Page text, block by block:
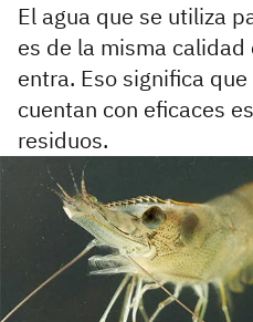
El agua que se utiliza
es de la misma
entra. Eso significa
cuentan con eficaces
residuos.